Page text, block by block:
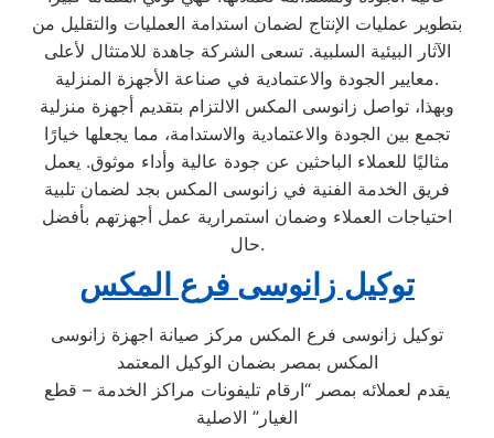
بتطوير عمليات الإنتاج لضمان استدامة العمليات والتقليل من
الآثار البيئية السلبية. تسعى الشركة جاهدة للامتثال لأعلى
معايير الجودة والاعتمادية في صناعة الأجهزة المنزلية.
وبهذا، تواصل زانوسى المكس الالتزام بتقديم أجهزة منزلية
تجمع بين الجودة والاعتمادية والاستدامة، مما يجعلها خيارًا
مثاليًا للعملاء الباحثين عن جودة عالية وأداء موثوق. يعمل
فريق الخدمة الفنية في زانوسى المكس بجد لضمان تلبية
احتياجات العملاء وضمان استمرارية عمل أجهزتهم بأفضل
حال.
توكيل زانوسى فرع المكس
توكيل زانوسى فرع المكس مركز صيانة اجهزة زانوسى
المكس بمصر بضمان الوكيل المعتمد
يقدم لعملائه بمصر “ارقام تليفونات مراكز الخدمة – قطع
الغيار” الاصلية